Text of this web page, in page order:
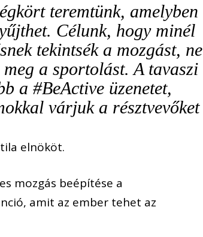
teremtünk, amelyben
Célunk, hogy minél
tekintsék a mozgást, ne
a sportolást. A tavaszi
a #BeActive üzenetet,
várjuk a résztvevőket
elnököt.
mozgás beépítése a
amit az ember tehet az